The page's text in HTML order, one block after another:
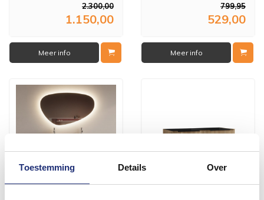
Toestemming Details Over
2.300,00
1.150,00
Meer info
799,95
529,00
Meer info